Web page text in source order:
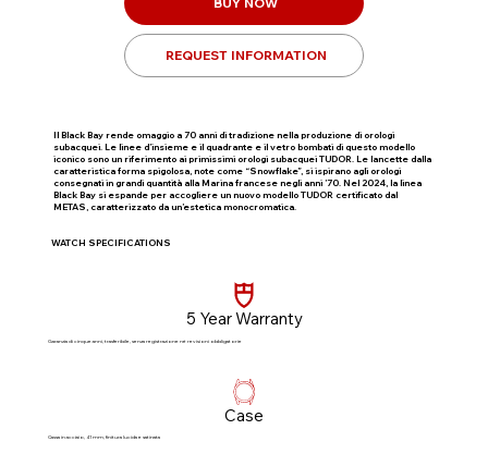
REQUEST INFORMATION
Il Black Bay rende omaggio a 70 anni di tradizione nella produzione di orologi
subacquei. Le linee d’insieme e il quadrante e il vetro bombati di questo modello
iconico sono un riferimento ai primissimi orologi subacquei TUDOR. Le lancette dalla
caratteristica forma spigolosa, note come “Snowflake”, si ispirano agli orologi
consegnati in grandi quantità alla Marina francese negli anni ’70. Nel 2024, la linea
Black Bay si espande per accogliere un nuovo modello TUDOR certificato dal
METAS, caratterizzato da un’estetica monocromatica.
WATCH SPECIFICATIONS
5 Year Warranty
Garanzia di cinque anni, trasferibile, senza registrazione né revisioni obbligatorie​
Case
Cassa in acciaio, 41 mm, finitura lucida e satinata